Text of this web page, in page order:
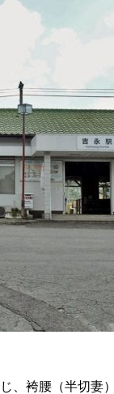
、袴腰（半切妻